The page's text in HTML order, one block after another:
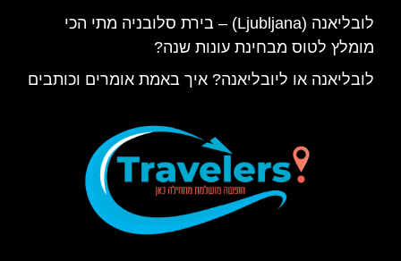
לובליאנה (Ljubljana) – בירת סלובניה מתי הכי
מומלץ לטוס מבחינת עונות שנה?
לובליאנה או ליובליאנה? איך באמת אומרים וכותבים